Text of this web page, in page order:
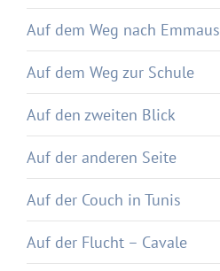
Auf dem Weg nach Emmaus
Auf dem Weg zur Schule
Auf den zweiten Blick
Auf der anderen Seite
Auf der Couch in Tunis
Auf der Flucht – Cavale